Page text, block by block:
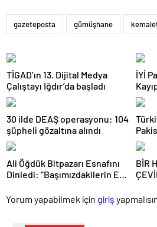
gazeteposta gümüşhane
TİGAD’ın 13. Dijital Medya
Çalıştayı Iğdır’da başladı
İYİ
30 ilde DEAŞ operasyonu: 104
şüpheli gözaltına alındı
Ali Öğdük Bitpazarı Esnafını
Dinledi: “Başımızdakilerin Eli
BİR
Yorum yapabilmek için giriş